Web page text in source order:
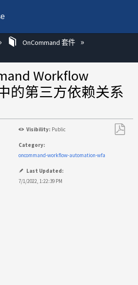
层次OnCommand 套件
Workflow
的第三方依赖关系
Visibility: Public
Category:
oncommand-workflow-automation-wfa
Last Updated:
7/1/2022, 1:22:39 PM